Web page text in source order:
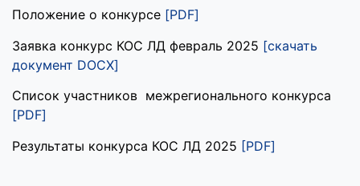
Положение о конкурсе [PDF]
Заявка конкурс КОС ЛД февраль 2025 [скачать
документ DOCX]
Список участников межрегионального конкурса
[PDF]
Результаты конкурса КОС ЛД 2025 [PDF]